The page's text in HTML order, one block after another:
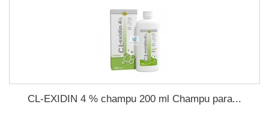
CL-EXIDIN 4 % champu 200 ml Champu para...